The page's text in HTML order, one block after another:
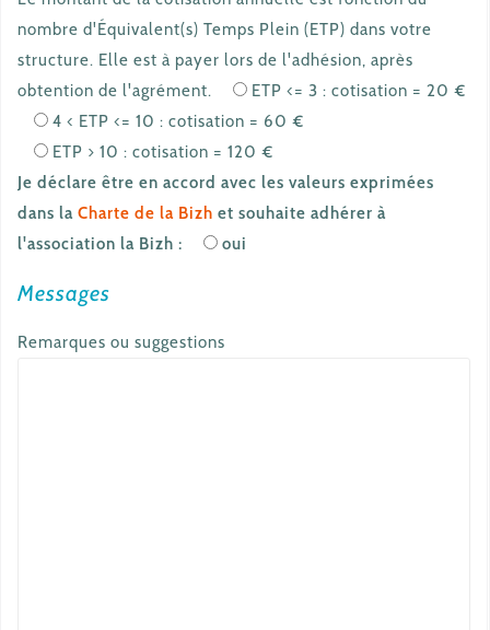
nombre d'Équivalent(s) Temps Plein (ETP) dans votre
structure. Elle est à payer lors de l'adhésion, après
obtention de l'agrément.
ETP <= 3 : cotisation = 20 €
4 < ETP <= 10 : cotisation = 60 €
ETP > 10 : cotisation = 120 €
Je déclare être en accord avec les valeurs exprimées
dans la Charte de la Bizh et souhaite adhérer à
l'association la Bizh :
oui
Messages
Remarques ou suggestions